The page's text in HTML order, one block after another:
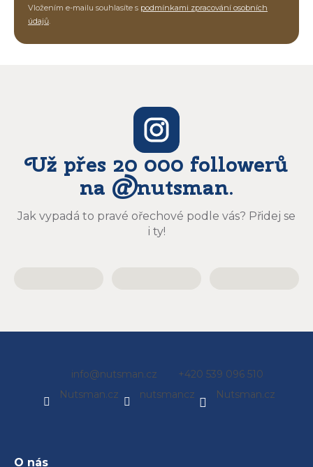
Vložením e-mailu souhlasíte s podmínkami zpracování osobních
údajů.
Už přes 20 000 followerů
na @nutsman.
Jak vypadá to pravé ořechové podle vás? Přidej se
i ty!
info@nutsman.cz
+420 539 096 510
Nutsman.cz
nutsmancz Nutsman.cz
O nás